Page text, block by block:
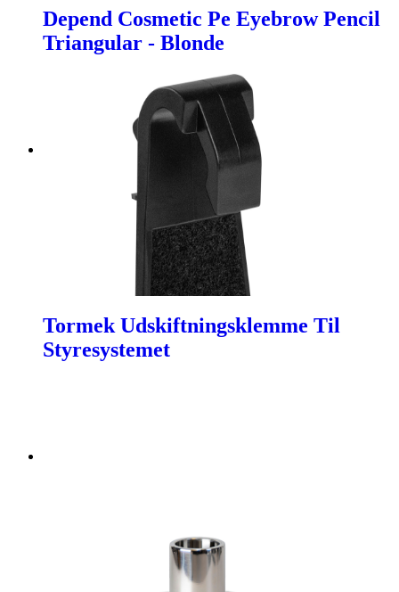
Depend Cosmetic Pe Eyebrow Pencil
Triangular - Blonde
Tormek Udskiftningsklemme Til
Styresystemet